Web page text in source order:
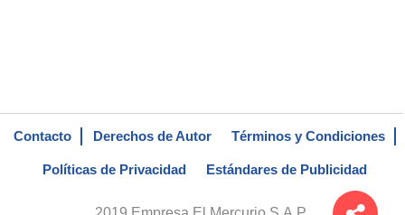
Contacto Derechos de Autor Términos y Condiciones
Políticas de Privacidad Estándares de Publicidad